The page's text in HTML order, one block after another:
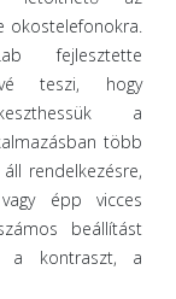
okostelefonokra.
fejlesztette
teszi, hogy
a
több
rendelkezésre,
épp vicces
beállítást
a kontraszt, a